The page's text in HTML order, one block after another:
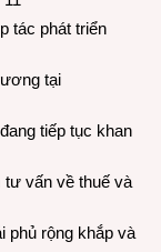
tác phát triển
tại
tiếp tục khan
tư vấn về thuế và
phủ rộng khắp và